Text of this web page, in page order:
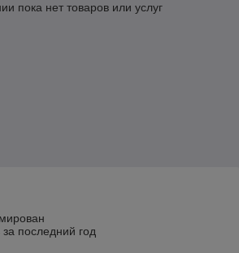
пока нет товаров или услуг
последний год